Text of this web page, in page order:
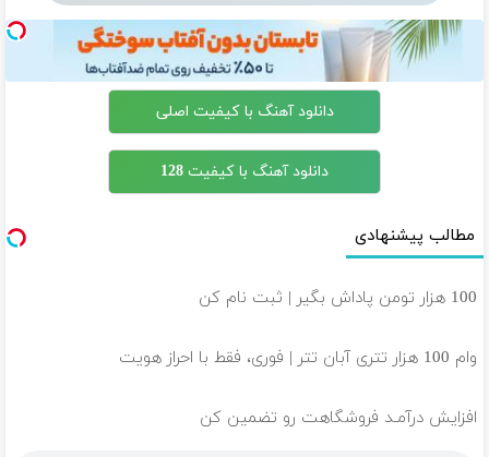
دانلود آهنگ با کیفیت اصلی
دانلود آهنگ با کیفیت 128
مطالب پیشنهادی
100 هزار تومن پاداش بگیر | ثبت نام کن
وام 100 هزار تتری آبان تتر | فوری، فقط با احراز هویت
افزایش درآمـد فروشگاهت رو تضمین کن